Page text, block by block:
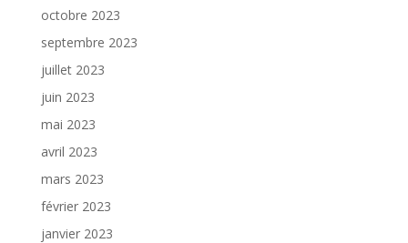
octobre 2023
septembre 2023
juillet 2023
juin 2023
mai 2023
avril 2023
mars 2023
février 2023
janvier 2023